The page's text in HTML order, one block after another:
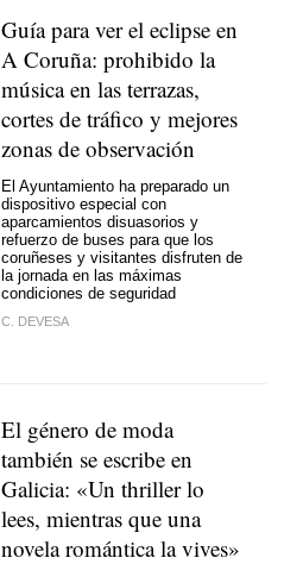
Guía para ver el eclipse en
A Coruña: prohibido la
música en las terrazas,
cortes de tráfico y mejores
zonas de observación
El Ayuntamiento ha preparado un
dispositivo especial con
aparcamientos disuasorios y
refuerzo de buses para que los
coruñeses y visitantes disfruten de
la jornada en las máximas
condiciones de seguridad
C. DEVESA
El género de moda
también se escribe en
Galicia: «Un thriller lo
lees, mientras que una
novela romántica la vives»